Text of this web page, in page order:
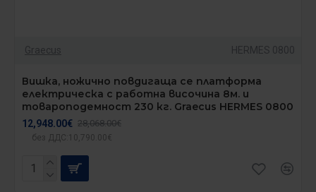
Graecus HERMES 0800
Вишка, ножично повдигаща се платформа
електрическа с работна височина 8м. и
товароподемност 230 кг. Graecus HERMES 0800
12,948.00€ 28,068.00€
без ДДС:10,790.00€